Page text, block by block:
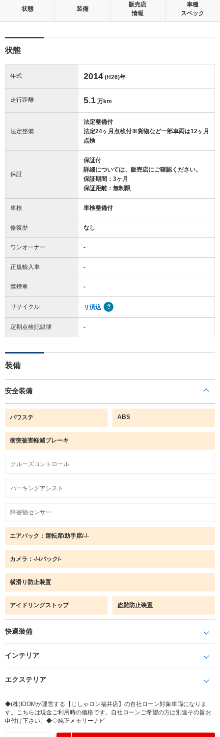
状態 装備
販売店
情報
車種
スペック
状態
年式 2014 (H26)年
走行距離 5.1 万km
法定整備
法定整備付
法定24ヶ月点検付※貨物など一部車両は12ヶ月
点検
保証
保証付
詳細については、販売店にご確認ください。
保証期間：3ヶ月
保証距離：無制限
車検 車検整備付
修復歴 なし
ワンオーナー -
正規輸入車 -
禁煙車 -
リサイクル リ済込
定期点検記録簿 -
装備
安全装備
パワステ ABS
衝突被害軽減ブレーキ
クルーズコントロール
パーキングアシスト
障害物センサー
エアバック：運転席/助手席/-/-
カメラ：-/-/バック/-
横滑り防止装置
アイドリングストップ 盗難防止装置
快適装備
インテリア
エクステリア
◆(株)IDOMが運営する【じしゃロン福井店】の自社ローン対象車両になりま
す。こちらは現金ご利用時の価格です。自社ローンご希望の方は別途その旨お
申付け下さい。◆◇純正メモリーナビ